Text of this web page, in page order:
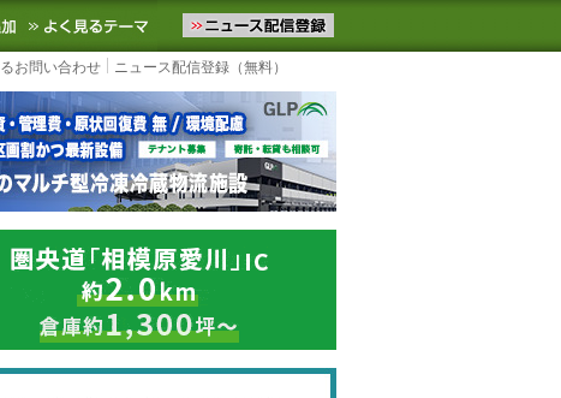
ュースをお届けします。物流ニュースメール配信を登録す
お気に入りに追加 よく見るテーマ
お問い合わせ ニュース配信登録（無料）